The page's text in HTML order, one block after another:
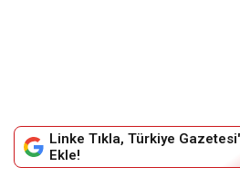
Linke Tıkla, Türkiye
Ekle!